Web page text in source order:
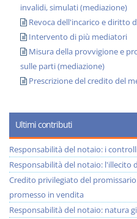
invalidi, simulati (mediazione)
Revoca dell'incarico e diritto
Intervento di più mediatori
Misura della provvigione e
sulle parti (mediazione)
Prescrizione del credito del
Ultimi contributi
Responsabilità del notaio: i
Responsabilità del notaio: l'illecito
Credito privilegiato del
promesso in vendita
Responsabilità del notaio: natura